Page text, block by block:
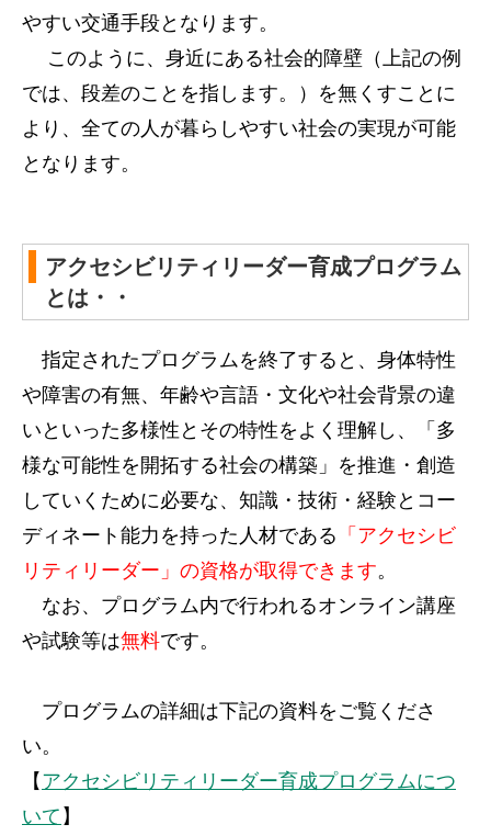
やすい交通手段となります。
このように、身近にある社会的障壁（上記の例
では、段差のことを指します。）を無くすことに
より、全ての人が暮らしやすい社会の実現が可能
となります。
アクセシビリティリーダー育成プログラム
とは・・
指定されたプログラムを終了すると、身体特性
や障害の有無、年齢や言語・文化や社会背景の違
いといった多様性とその特性をよく理解し、「多
様な可能性を開拓する社会の構築」を推進・創造
していくために必要な、知識・技術・経験とコー
ディネート能力を持った人材である 「アクセシビ
リティリーダー」の資格が取得できます。
なお、プログラム内で行われるオンライン講座
や試験等は無料です。
プログラムの詳細は下記の資料をご覧くださ
い。
【 アクセシビリティリーダー育成プログラムにつ
いて 】